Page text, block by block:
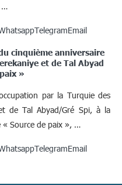
…
TelegramEmail
cinquième anniversaire
et de Tal Abyad
»
par la Turquie des
de Tal Abyad/Gré Spi, à la
« Source de paix », …
TelegramEmail